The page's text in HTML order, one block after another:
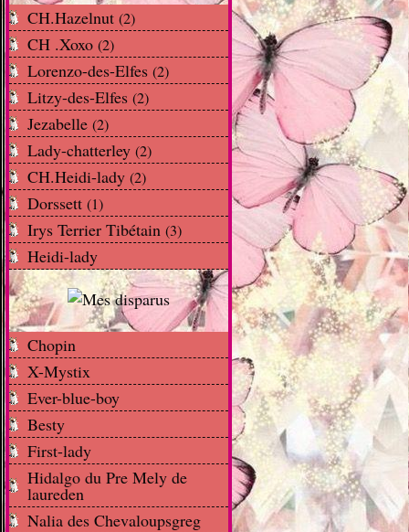
CH.Hazelnut (2)
CH .Xoxo (2)
Lorenzo-des-Elfes (2)
Litzy-des-Elfes (2)
Jezabelle (2)
Lady-chatterley (2)
CH.Heidi-lady (2)
Dorssett (1)
Irys Terrier Tibétain (3)
Heidi-lady
Chopin
X-Mystix
Ever-blue-boy
Besty
First-lady
Hidalgo du Pre Mely de
laureden
Nalia des Chevaloupsgreg